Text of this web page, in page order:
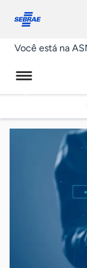
conosco
Você está na